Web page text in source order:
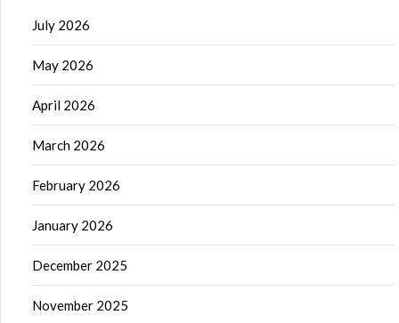
July 2026
May 2026
April 2026
March 2026
February 2026
January 2026
December 2025
November 2025